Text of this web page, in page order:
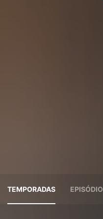
TEMPORADAS